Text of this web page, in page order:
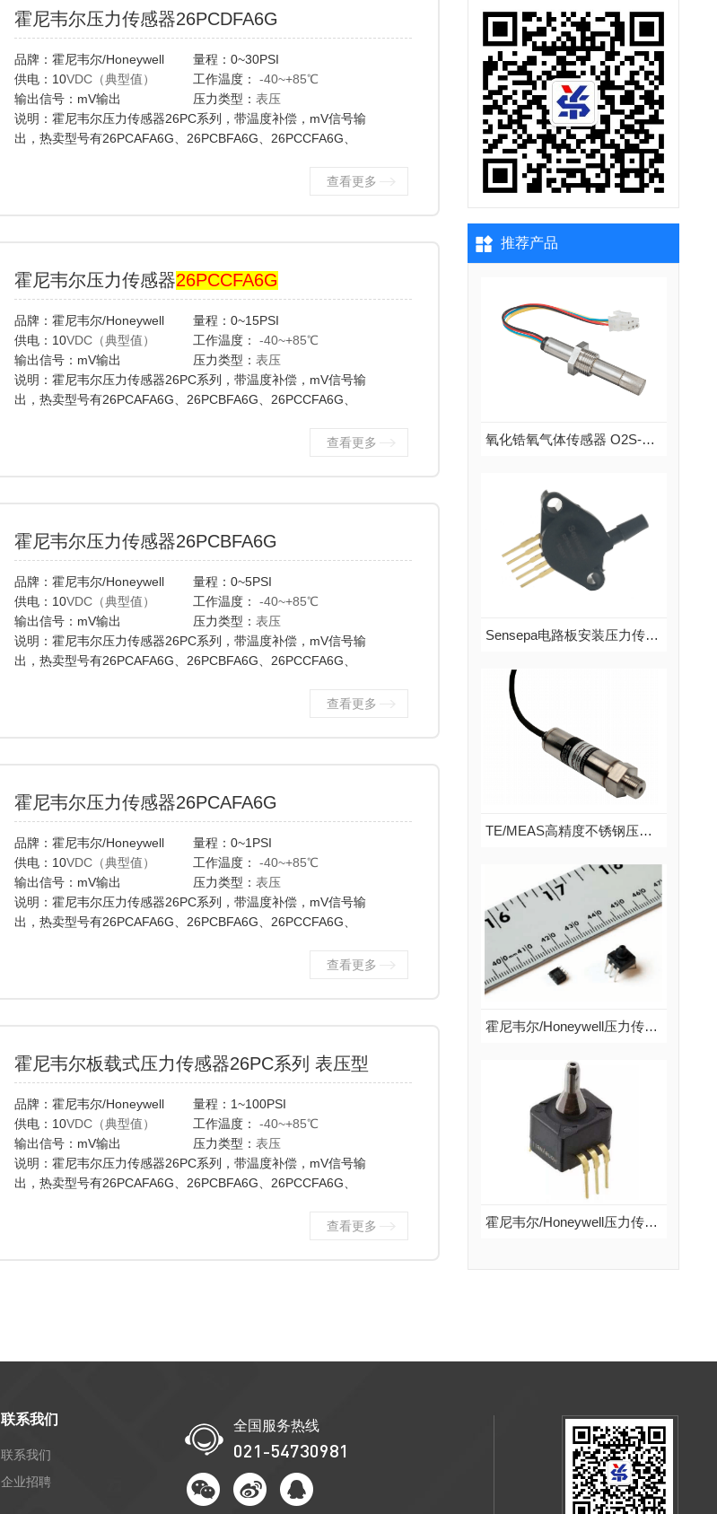
霍尼韦尔压力传感器26PCDFA6G
品牌：霍尼韦尔/Honeywell
量程：0~30PSI
供电：10VDC（典型值） 工作温度：
-40~+85℃
输出信号：mV输出
压力类型：表压
说明：霍尼韦尔压力传感器26PC系列，带温度补偿，mV信号输
出，热卖型号有26PCAFA6G、26PCBFA6G、26PCCFA6G、
查看更多
霍尼韦尔压力传感器26PCCFA6G
品牌：霍尼韦尔/Honeywell
量程：0~15PSI
供电：10VDC（典型值） 工作温度：
-40~+85℃
输出信号：mV输出
压力类型：表压
说明：霍尼韦尔压力传感器26PC系列，带温度补偿，mV信号输
出，热卖型号有26PCAFA6G、26PCBFA6G、26PCCFA6G、
查看更多
霍尼韦尔压力传感器26PCBFA6G
品牌：霍尼韦尔/Honeywell
量程：0~5PSI
供电：10VDC（典型值） 工作温度：
-40~+85℃
输出信号：mV输出
压力类型：表压
说明：霍尼韦尔压力传感器26PC系列，带温度补偿，mV信号输
出，热卖型号有26PCAFA6G、26PCBFA6G、26PCCFA6G、
查看更多
霍尼韦尔压力传感器26PCAFA6G
品牌：霍尼韦尔/Honeywell
量程：0~1PSI
供电：10VDC（典型值） 工作温度：
-40~+85℃
输出信号：mV输出
压力类型：表压
说明：霍尼韦尔压力传感器26PC系列，带温度补偿，mV信号输
出，热卖型号有26PCAFA6G、26PCBFA6G、26PCCFA6G、
查看更多
霍尼韦尔板载式压力传感器26PC系列 表压型
品牌：霍尼韦尔/Honeywell
量程：1~100PSI
供电：10VDC（典型值） 工作温度：
-40~+85℃
输出信号：mV输出
压力类型：表压
说明：霍尼韦尔压力传感器26PC系列，带温度补偿，mV信号输
出，热卖型号有26PCAFA6G、26PCBFA6G、26PCCFA6G、
查看更多
推荐产品
氧化锆氧气体传感器 O2S-FR-T2-18C 螺纹探头
品牌：SST
说明：英国SST棒式氧化锆氧气传感器O2S-FR-T2-18C,氧压范围：2mbar-3bar，氧化锆检测元件，非消耗型技术...
Sensepa电路板安装压力传感器SPRA系列（绝压型）
TE/MEAS高精度不锈钢压力变送器US381系列 表压型
品牌：TE/MEAS
说明：US300系列超稳压力传感器采用不锈钢隔离式小型结构，具有较宽的量程范围和多种输出信号。该传感器结合了MEAS的固态超稳定技术，可以在较宽温度范围内具有良...
查看更多
霍尼韦尔/Honeywell压力传感器HPX系列 绝压型
查看更多
霍尼韦尔/Honeywell压力传感器40PC系列
联系我们
联系我们
企业招聘
全国服务热线
021-54730981